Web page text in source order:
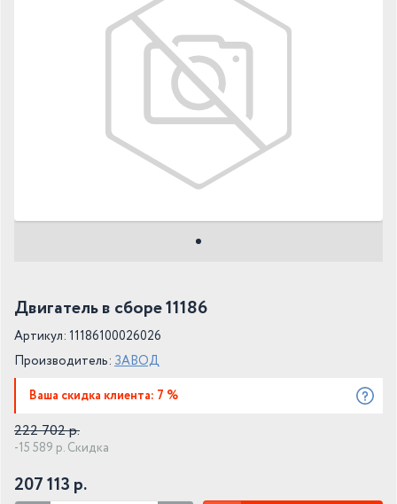
Двигатель в сборе 11186
Артикул: 11186100026026
Производитель: ЗАВОД
Ваша скидка клиента: 7 %
222 702 р.
-15 589 р. Скидка
207 113 р.